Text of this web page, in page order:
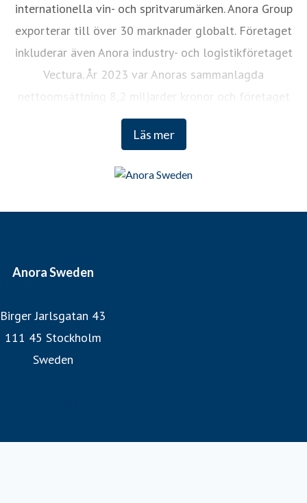
Läs mer
internationella vin- och spritvarumärken. Anora Group
exporterar till över 30 marknader globalt. Företaget
inkluderar även Anora industry- och logistikföretaget
Vectura. År 2023 var Anoras sammanlagda
nettoomsättning 8,2 miljarder kronor och företaget
sysselsätter cirka 1 200 anställda. Anora Groups aktier är
noterade på Nasdaq Helsinki och Euronext Oslo.
www.anora.com
Anora Sweden
Birger Jarlsgatan 43
111 45 Stockholm
Sweden